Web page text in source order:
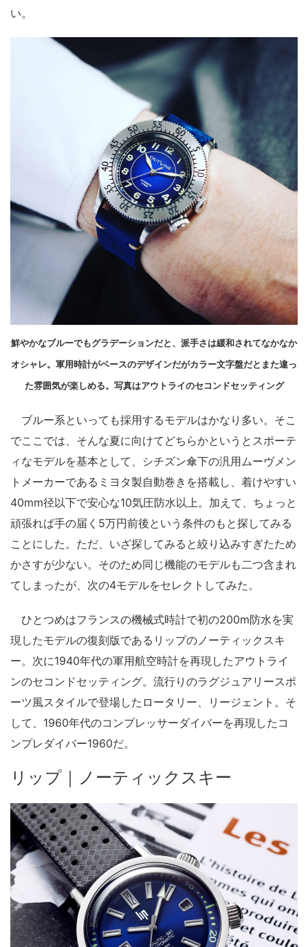
い。
鮮やかなブルーでもグラデーションだと、派手さは緩和されてなかなか
オシャレ。軍用時計がベースのデザインだがカラー文字盤だとまた違っ
た雰囲気が楽しめる。写真はアウトライのセコンドセッティング
ブルー系といっても採用するモデルはかなり多い。そこ
でここでは、そんな夏に向けてどちらかというとスポーテ
ィなモデルを基本として、シチズン傘下の汎用ムーヴメン
トメーカーであるミヨタ製自動巻きを搭載し、着けやすい
40mm径以下で安心な10気圧防水以上。加えて、ちょっと
頑張れば手の届く5万円前後という条件のもと探してみる
ことにした。ただ、いざ探してみると絞り込みすぎたため
かさすが少ない。そのため同じ機能のモデルも二つ含まれ
てしまったが、次の4モデルをセレクトしてみた。
ひとつめはフランスの機械式時計で初の200m防水を実
現したモデルの復刻版であるリップのノーティックスキ
ー。次に1940年代の軍用航空時計を再現したアウトライ
ンのセコンドセッティング。流行りのラグジュアリースポ
ーツ風スタイルで登場したロータリー、リージェント。そ
して、1960年代のコンプレッサーダイバーを再現したコ
ンプレダイバー1960だ。
リップ｜ノーティックスキー